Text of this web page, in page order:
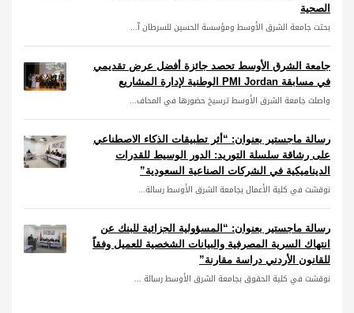
الصحية
بحثت جامعة الشرق الأوسط ومؤسسة الحسين للسرطان آ...
جامعة الشرق الأوسط تحصد جائزة أفضل عرض تقديمي
في مسابقة PMI Jordan الوطنية لإدارة المشاريع
واصلت جامعة الشرق الأوسط ترسيخ حضورها في المحاف...
رسالة ماجستير بعنوان: “أثر تطبيقات الذكاء الاصطناعي
على رشاقة سلسلة التوريد: الدور الوسيط للقدرات
الديناميكية في الشركات الصناعية السعودية”
نوقشت في كلية الأعمال بجامعة الشرق الأوسط رسالة...
رسالة ماجستير بعنوان: “المسؤولية الجزائية للبنك عن
انتهاك السرية المصرفية والبيانات الشخصية للعميل وفقاً
للقانون الأردني دراسة مقارنة”
نوقشت في كلية الحقوق بجامعة الشرق الأوسط رسالة ...